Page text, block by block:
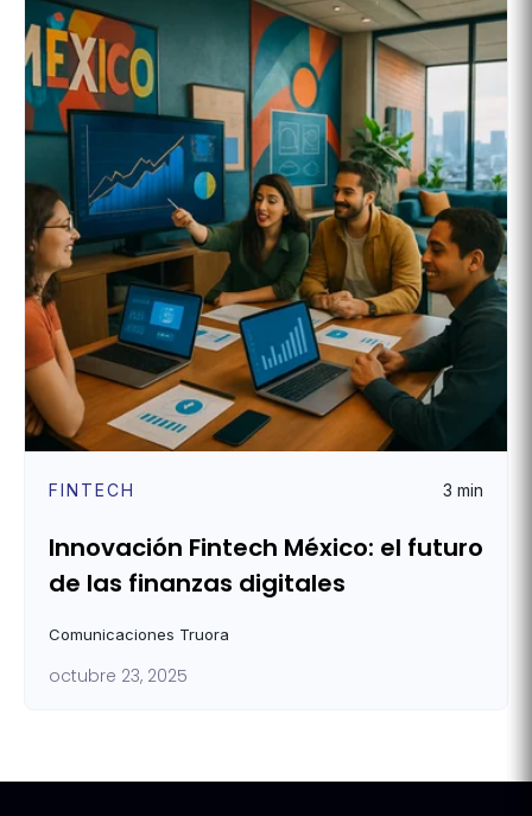
FINTECH 3 min
Innovación Fintech México: el futuro
de las finanzas digitales
Comunicaciones Truora
octubre 23, 2025